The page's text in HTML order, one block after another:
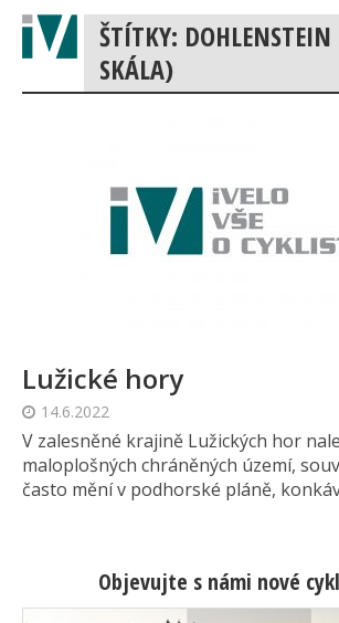
ŠTÍTKY:
SKÁLA)
Lužické hory
14.6.2022
V zalesněné krajině Lužických hor
maloplošných chráněných území,
často mění v podhorské pláně,
Objevujte s námi nové